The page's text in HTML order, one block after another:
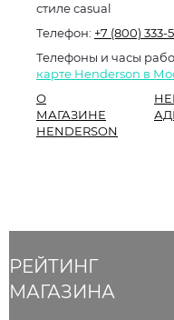
РЕЙТИНГ
МАГАЗИНА
стиле сasual
Телефон: +7 (800) 333-
Телефоны и часы
карте Henderson в
О
МАГАЗИНЕ
HENDERSON